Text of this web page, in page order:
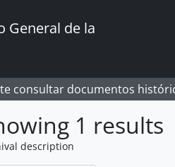
General de la
consultar documentos
1 results
description